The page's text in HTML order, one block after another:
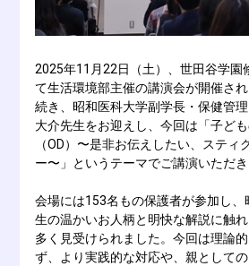
2025年11月22日（土）、世田谷学園
て生活環境部主催の講演会が開催さ
続き、昭和医科大学副学長・保健管
大介先生をお迎えし、今回は「子ど
（OD）〜是非お伝えしたい、スティ
ー〜」というテーマでご講演いただき
会場には153名もの保護者が参加し、
生の温かいお人柄と明快な解説に触
多く見受けられました。今回は理論
ず、より実践的な対応や、親として